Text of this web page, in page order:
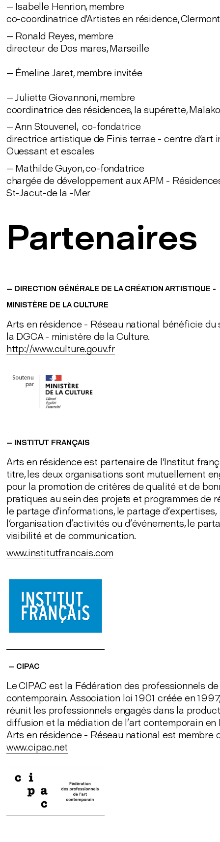
— Isabelle Henrion, membre
co-coordinatrice d'Artistes en résidence,
— Ronald Reyes, membre
directeur de Dos mares, Marseille
— Émeline Jaret, membre invitée
— Juliette Giovannoni, membre
coordinatrice des résidences, la supérette,
— Ann Stouvenel, co-fondatrice
directrice artistique de Finis terrae - centre d'art
Ouessant et escales
— Mathilde Guyon, co-fondatrice
chargée de développement aux APM -
St-Jacut-de la -Mer
Partenaires
— DIRECTION GÉNÉRALE DE LA CRÉATION ARTISTIQUE -
MINISTÈRE DE LA CULTURE
Arts en résidence - Réseau national bénéficie du
la DGCA - ministère de la Culture.
http://www.culture.gouv.fr
— INSTITUT FRANÇAIS
Arts en résidence est partenaire de l'Institut
titre, les deux organisations sont mutuellement
pour la promotion de critères de qualité et de
pratiques au sein des projets et programmes de
le partage d’informations, le partage d’expertises,
l’organisation d’activités ou d’événements, le
visibilité et de communication.
www.institutfrancais.com
— CIPAC
Le CIPAC est la Fédération des professionnels de
contemporain. Association loi 1901 créée en
réunit les professionnels engagés dans la
diffusion et la médiation de l’art contemporain en
Arts en résidence - Réseau national est membre
www.cipac.net